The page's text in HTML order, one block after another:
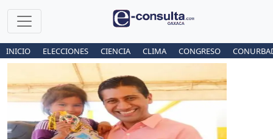
INICIO ELECCIONES CIENCIA CLIMA CONGRESO